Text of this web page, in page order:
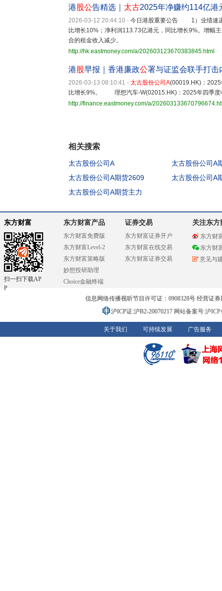
港股公告精选｜ 太古2025年净赚约114亿港
2026-03-12 20:44:10 - 今日港股重要公告 1）业
比增长10%；净利润113.73亿港元，同比增长9%。增幅
合的租金收入减少。
http://hk.eastmoney.com/a/202603123670383845.html
港股早报｜香港廉政公署与证监会联手打击
2026-03-13 08:10:41 - 太古股份公司A(00019.HK)：
比增长9%。 理想汽车-W(02015.HK)：2025年四季度
http://finance.eastmoney.com/a/
相关搜索
太古股份公司A
太古股份公司A
太古股份公司A期货2609
太古股份公司A
太古股份公司A期货主力
东方财富
扫一扫下载AP
P
东方财富产品
东方财富免费版
东方财富Level-2
东方财富策略版
妙想投研助理
Choice金融终端
证券交易
东方财富证券开户
东方财富在线交易
东方财富证券交易
关注东方
东方财
东方财
意见与
信息网络传播视听节目许可证：0908328号 经营证
沪ICP证:沪B2-20070217 网站备案号:沪
关于我们 可持续发展 广告服务